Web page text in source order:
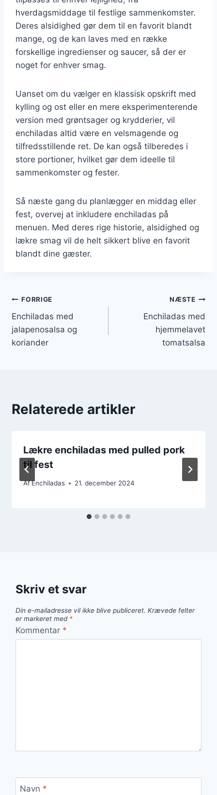
hverdagsmiddage til festlige sammenkomster.
Deres alsidighed gør dem til en favorit blandt
mange, og de kan laves med en række
forskellige ingredienser og saucer, så der er
noget for enhver smag.
Uanset om du vælger en klassisk opskrift med
kylling og ost eller en mere eksperimenterende
version med grøntsager og krydderier, vil
enchiladas altid være en velsmagende og
tilfredsstillende ret. De kan også tilberedes i
store portioner, hvilket gør dem ideelle til
sammenkomster og fester.
Så næste gang du planlægger en middag eller
fest, overvej at inkludere enchiladas på
menuen. Med deres rige historie, alsidighed og
lækre smag vil de helt sikkert blive en favorit
blandt dine gæster.
Indlægsnavigation
FORRIGE
Enchiladas med
jalapenosalsa og
koriander
NÆSTE
Enchiladas med
hjemmelavet
tomatsalsa
Relaterede artikler
Lækre enchiladas med pulled pork
til fest
AfEnchiladas 21. december 2024
Skriv et svar
Din e-mailadresse vil ikke blive publiceret. Krævede felter
er markeret med *
Kommentar *
Navn *